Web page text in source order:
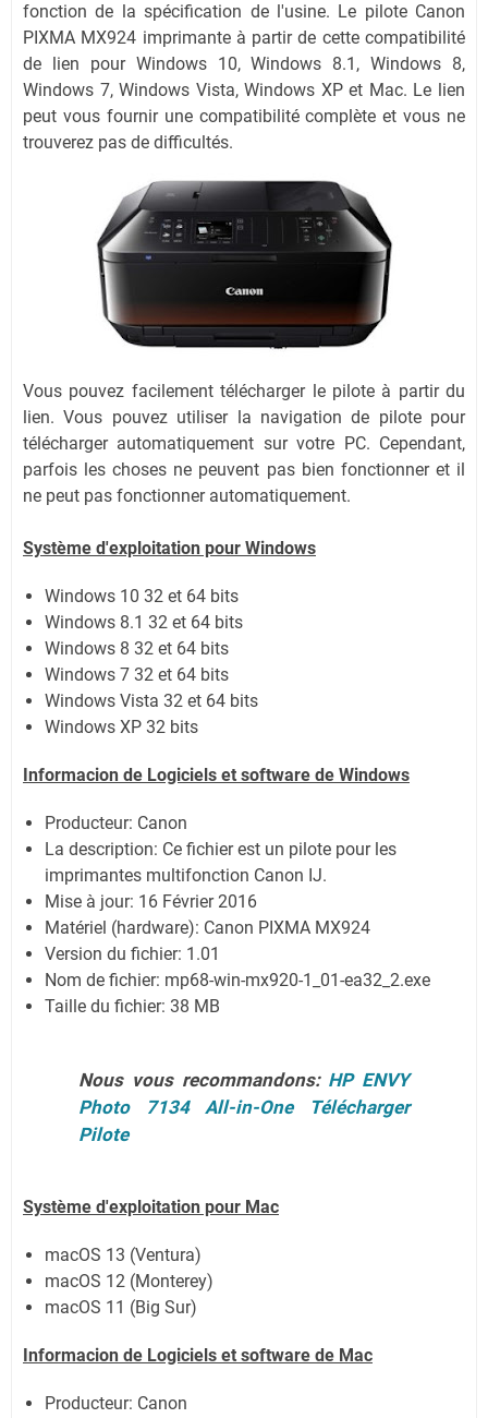
fonction de la spécification de l'usine. Le pilote Canon
PIXMA MX924 imprimante à partir de cette compatibilité
de lien pour Windows 10, Windows 8.1, Windows 8,
Windows 7, Windows Vista, Windows XP et Mac. Le lien
peut vous fournir une compatibilité complète et vous ne
trouverez pas de difficultés.
Vous pouvez facilement télécharger le pilote à partir du
lien.Vous pouvez utiliser la navigation de pilote pour
télécharger automatiquement sur votre PC. Cependant,
parfois les choses ne peuvent pas bien fonctionner et il
ne peut pas fonctionner automatiquement.
Système d'exploitation pour Windows
Windows 10 32 et 64 bits
Windows 8.1 32 et 64 bits
Windows 8 32 et 64 bits
Windows 7 32 et 64 bits
Windows Vista 32 et 64 bits
Windows XP 32 bits
Informacion de Logiciels et software de Windows
Producteur: Canon
La description: Ce fichier est un pilote pour les
imprimantes multifonction Canon IJ.
Mise à jour: 16 Février 2016
Matériel (hardware): Canon PIXMA MX924
Version du fichier: 1.01
Nom de fichier: mp68-win-mx920-1_01-ea32_2.exe
Taille du fichier: 38 MB
Nous vous recommandons: HP ENVY
Photo 7134 All-in-One Télécharger
Pilote
Système d'exploitation pour Mac
macOS 13 (Ventura)
macOS 12 (Monterey)
macOS 11 (Big Sur)
Informacion de Logiciels et software de Mac
Producteur: Canon